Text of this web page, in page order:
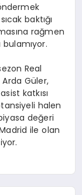
baktığı
rağmen
Real
Güler,
katkısı
halen
değeri
ile olan